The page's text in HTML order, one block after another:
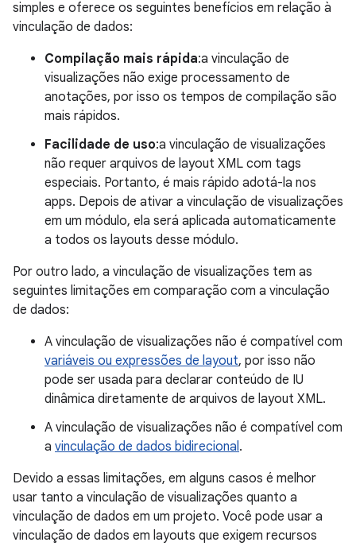
simples e oferece os seguintes benefícios em relação à
vinculação de dados:
Compilação mais rápida:a vinculação de
visualizações não exige processamento de
anotações, por isso os tempos de compilação são
mais rápidos.
Facilidade de uso:a vinculação de visualizações
não requer arquivos de layout XML com tags
especiais. Portanto, é mais rápido adotá-la nos
apps. Depois de ativar a vinculação de visualizações
em um módulo, ela será aplicada automaticamente
a todos os layouts desse módulo.
Por outro lado, a vinculação de visualizações tem as
seguintes limitações em comparação com a vinculação
de dados:
A vinculação de visualizações não é compatível com
variáveis ou expressões de layout, por isso não
pode ser usada para declarar conteúdo de IU
dinâmica diretamente de arquivos de layout XML.
A vinculação de visualizações não é compatível com
a vinculação de dados bidirecional.
Devido a essas limitações, em alguns casos é melhor
usar tanto a vinculação de visualizações quanto a
vinculação de dados em um projeto. Você pode usar a
vinculação de dados em layouts que exigem recursos